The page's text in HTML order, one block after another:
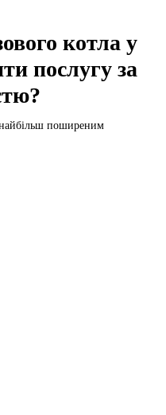
котла у
послугу за
найбільш поширеним